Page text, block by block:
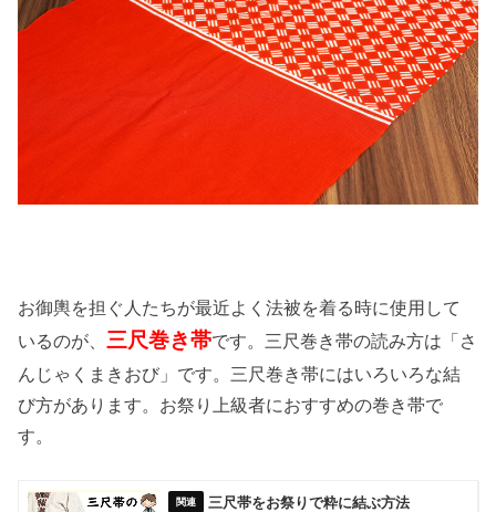
お御輿を担ぐ人たちが最近よく法被を着る時に使用して
いるのが、 三尺巻き帯です。三尺巻き帯の読み方は「さ
んじゃくまきおび」です。三尺巻き帯にはいろいろな結
び方があります。お祭り上級者におすすめの巻き帯で
す。
三尺帯をお祭りで粋に結ぶ方法